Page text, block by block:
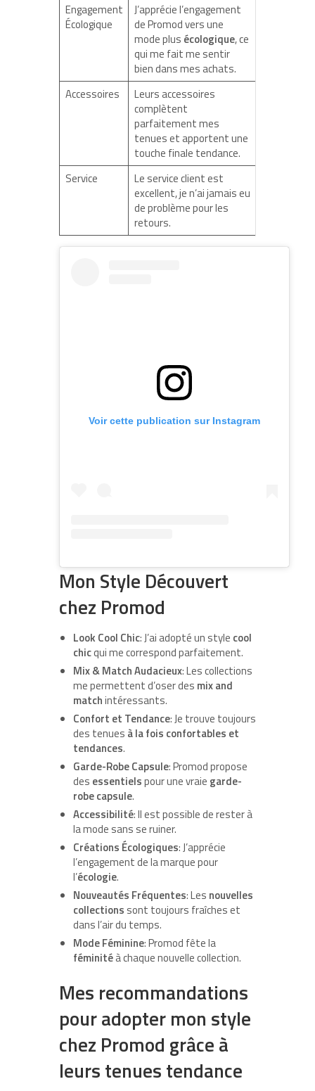
Engagement
Écologique
J’apprécie l’engagement
de Promod vers une
mode plus écologique, ce
qui me fait me sentir
bien dans mes achats.
Accessoires
Leurs accessoires
complètent
parfaitement mes
tenues et apportent une
touche finale tendance.
Service
Le service client est
excellent, je n’ai jamais eu
de problème pour les
retours.
Voir cette publication sur Instagram
Mon Style Découvert
chez Promod
Look Cool Chic: J’ai adopté un style cool
chicqui me correspond parfaitement.
Mix & Match Audacieux: Les collections
me permettent d’oser des mix and
matchintéressants.
Confort et Tendance: Je trouve toujours
des tenues à la fois confortables et
tendances.
Garde-Robe Capsule: Promod propose
des essentielspour une vraie garde-
robe capsule.
Accessibilité: Il est possible de rester à
la mode sans se ruiner.
Créations Écologiques: J’apprécie
l’engagement de la marque pour
l’écologie.
Nouveautés Fréquentes: Les nouvelles
collections sont toujours fraîches et
dans l’air du temps.
Mode Féminine: Promod fête la
féminitéà chaque nouvelle collection.
Mes recommandations
pour adopter mon style
chez Promod grâce à
leurs tenues tendance